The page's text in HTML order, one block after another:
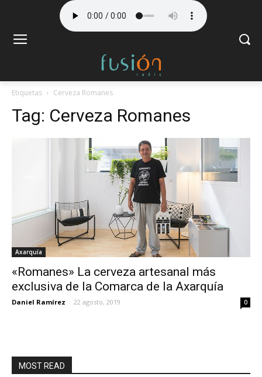
Etiquetas Cerveza Romanes
Tag: Cerveza Romanes
Axarquía
«Romanes» La cerveza artesanal más
exclusiva de la Comarca de la Axarquía
Daniel Ramírez - 22 agosto, 2019 0
MOST READ